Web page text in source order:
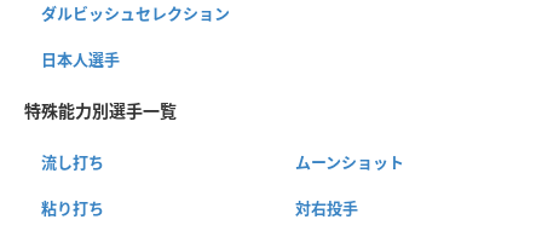
ダルビッシュセレクション
日本人選手
特殊能力別選手一覧
流し打ち ムーンショット
粘り打ち 対右投手